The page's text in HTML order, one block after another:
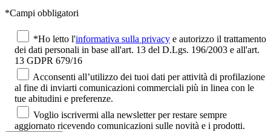
*Campi obbligatori
*Ho letto l'informativa sulla privacy e autorizzo il trattamento
dei dati personali in base all'art. 13 del D.Lgs. 196/2003 e all'art.
13 GDPR 679/16
Acconsenti all’utilizzo dei tuoi dati per attività di profilazione
al fine di inviarti comunicazioni commerciali più in linea con le
tue abitudini e preferenze.
Voglio iscrivermi alla newsletter per restare sempre
aggiornato ricevendo comunicazioni sulle novità e i prodotti.